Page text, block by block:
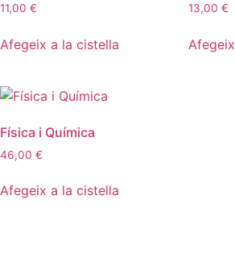
11,00 €
Afegeix a la cistella
13,00 €
Física i Química
46,00 €
Afegeix a la cistella